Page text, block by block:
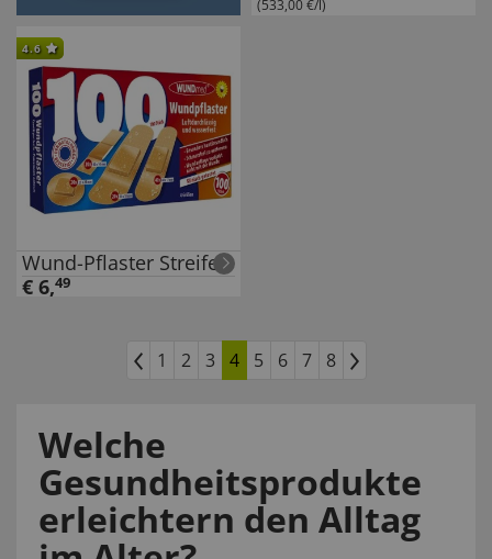
(533,00 €/l)
4.6
Wund-Pflaster Streifen
€ 6,49
1 2 3 4 5 6 7 8
Welche
Gesundheitsprodukte
erleichtern den Alltag